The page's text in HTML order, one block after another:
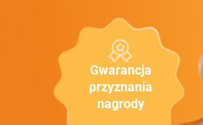
Gwarancja
przyznania
nagrody